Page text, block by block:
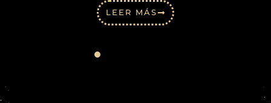
LEER MÁS